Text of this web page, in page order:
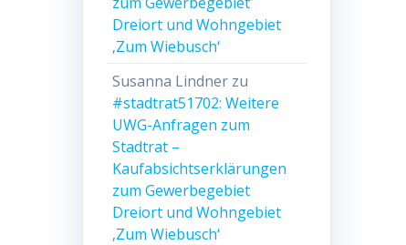
Dreiort und Wohngebiet
‚Zum Wiebusch‘
Susanna Lindner zu
#stadtrat51702: Weitere
UWG-Anfragen zum
Stadtrat –
Kaufabsichtserklärungen
zum Gewerbegebiet
Dreiort und Wohngebiet
‚Zum Wiebusch‘